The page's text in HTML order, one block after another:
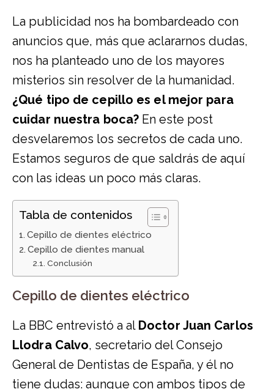
La publicidad nos ha bombardeado con
anuncios que, más que aclararnos dudas,
nos ha planteado uno de los mayores
misterios sin resolver de la humanidad.
¿Qué tipo de cepillo es el mejor para
cuidar nuestra boca? En este post
desvelaremos los secretos de cada uno.
Estamos seguros de que saldrás de aquí
con las ideas un poco más claras.
Tabla de contenidos
Cepillo de dientes eléctrico
Cepillo de dientes manual
Conclusión
Cepillo de dientes eléctrico
La BBC entrevistó a al Doctor Juan Carlos
Llodra Calvo, secretario del Consejo
General de Dentistas de España, y él no
tiene dudas: aunque con ambos tipos de